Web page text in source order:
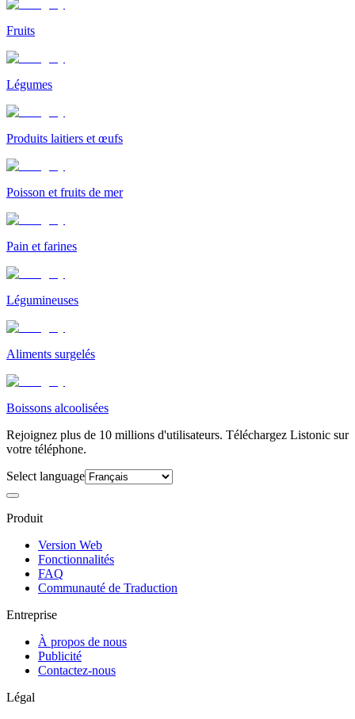
Fruits
Légumes
Produits laitiers et œufs
Poisson et fruits de mer
Pain et farines
Légumineuses
Aliments surgelés
Boissons alcoolisées
Rejoignez plus de 10 millions d'utilisateurs. Téléchargez Listonic sur
votre téléphone.
Select language
Produit
Version Web
Fonctionnalités
FAQ
Communauté de Traduction
Entreprise
À propos de nous
Publicité
Contactez-nous
Légal